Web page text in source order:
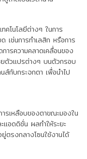
คโนโลยีต่างๆ ในการ
เช่นการทำเลสิก หรือการ
ารความคลาดเคลื่อนของ
ยตัวแปรต่างๆ บนตัวกรอบ
ส์กับกระจกตา เพื่อนำไป
ารเหลือบของตาขณะมองใน
แอดดิชั่น ผลทำให้ระยะ
ตรงกลางโซนใช้งานได้